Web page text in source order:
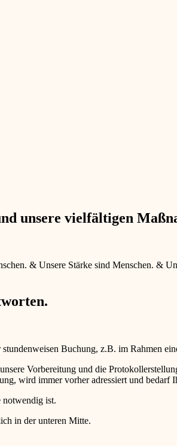
unsere vielfältigen
& Unsere Stärke sind Menschen. &
Buchung, z.B. im Rahmen
Vorbereitung und die
wird immer vorher adressiert und bedarf
notwendig ist.
in der unteren Mitte.